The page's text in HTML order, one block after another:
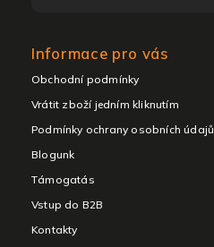
Informace pro vás
Obchodní podmínky
Vrátit zboží jedním kliknutím
Podmínky ochrany osobních údajů
Blogunk
Támogatás
Vstup do B2B
Kontakty